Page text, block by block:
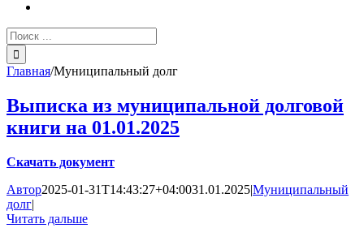
Результат
поиска:
Главная/Муниципальный долг
Выписка из муниципальной долговой
книги на 01.01.2025
Скачать документ
Автор2025-01-31T14:43:27+04:0031.01.2025|Муниципальный
долг|
Читать дальше